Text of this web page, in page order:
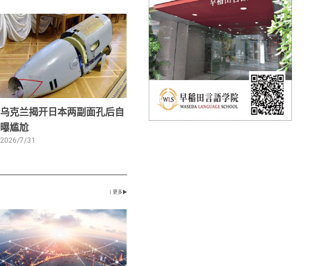
乌克兰揭开日本两副面孔后自
曝尴尬
2026/7/31
丨更多▶